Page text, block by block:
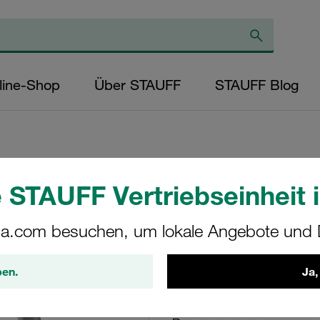
Vertriebseinheit
besuchen, um lokale Angebote und
Shop Über STAUFF STAUFF Blog
Rundstahlbügel
RBD-A-30-W5-
STAUFF Materialnr.